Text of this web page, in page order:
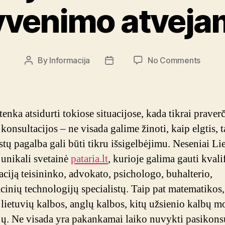
Post
By Informacija
Post
No Commentson
atsidurti tokiose situacijose, kada tikrai
– ne visada galime žinoti, kaip elgtis,
pagalba gali būti tikru išsigelbėjimu. Neseniai
svetainėpataria.lt, kurioje galima gauti
teisininko, advokato, psichologo, buhalterio,
technologijų specialistų. Taip pat matematikos,
kalbos, anglų kalbos, kitų užsienio kalbų
Ne visada yra pakankamai laiko nuvykti